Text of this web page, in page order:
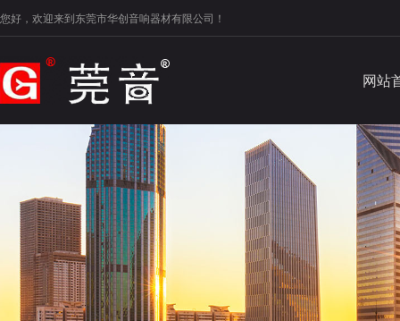
您好，欢迎来到东莞市华创音响器材有限公司！
网站